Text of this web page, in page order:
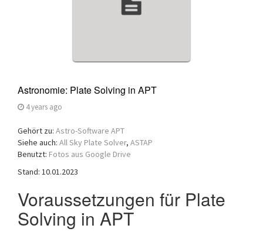
Astronomie: Plate Solving in APT
4 years ago
Gehört zu: Astro-Software APT
Siehe auch: All Sky Plate Solver, ASTAP
Benutzt: Fotos aus Google Drive
Stand: 10.01.2023
Voraussetzungen für Plate
Solving in APT